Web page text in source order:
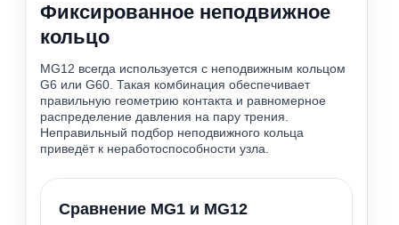
Фиксированное неподвижное
кольцо
MG12 всегда используется с неподвижным кольцом
G6 или G60. Такая комбинация обеспечивает
правильную геометрию контакта и равномерное
распределение давления на пару трения.
Неправильный подбор неподвижного кольца
приведёт к неработоспособности узла.
Сравнение MG1 и MG12